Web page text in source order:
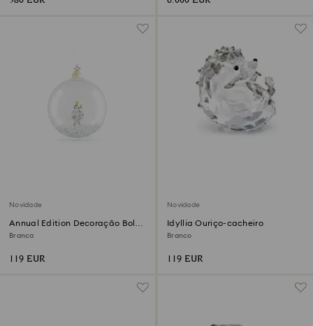
Novidade
Annual Edition Decoração Bola
2026
Branca
119 EUR
Novidade
Idyllia Ouriço-cacheiro
Branco
119 EUR